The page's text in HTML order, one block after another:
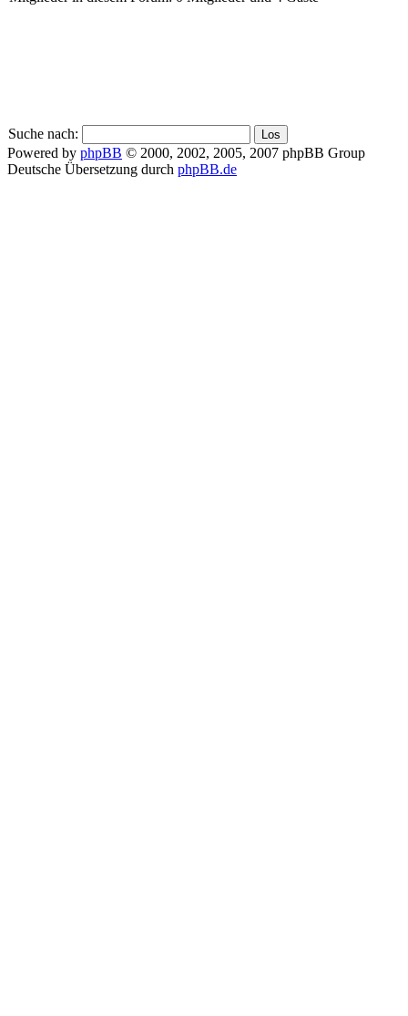
Suche nach:
Powered by phpBB © 2000, 2002, 2005, 2007 phpBB Group
Deutsche Übersetzung durch phpBB.de